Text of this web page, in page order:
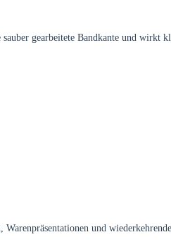
gearbeitete Bandkante und wirkt
und wiederkehrende